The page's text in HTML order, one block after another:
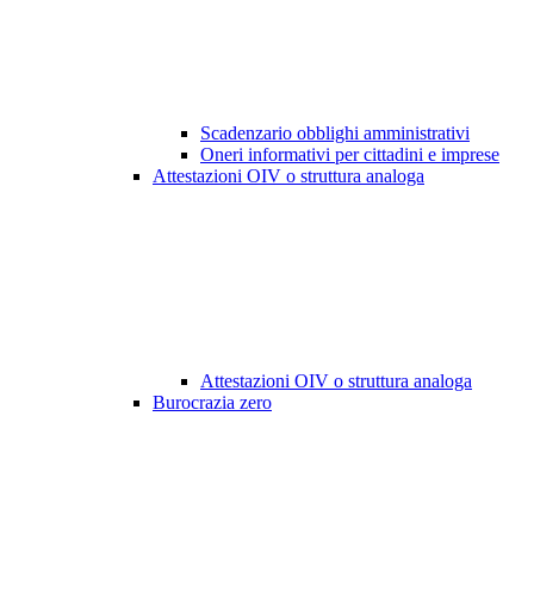
Scadenzario obblighi amministrativi
Oneri informativi per cittadini e imprese
Attestazioni OIV o struttura analoga
Attestazioni OIV o struttura analoga
Burocrazia zero